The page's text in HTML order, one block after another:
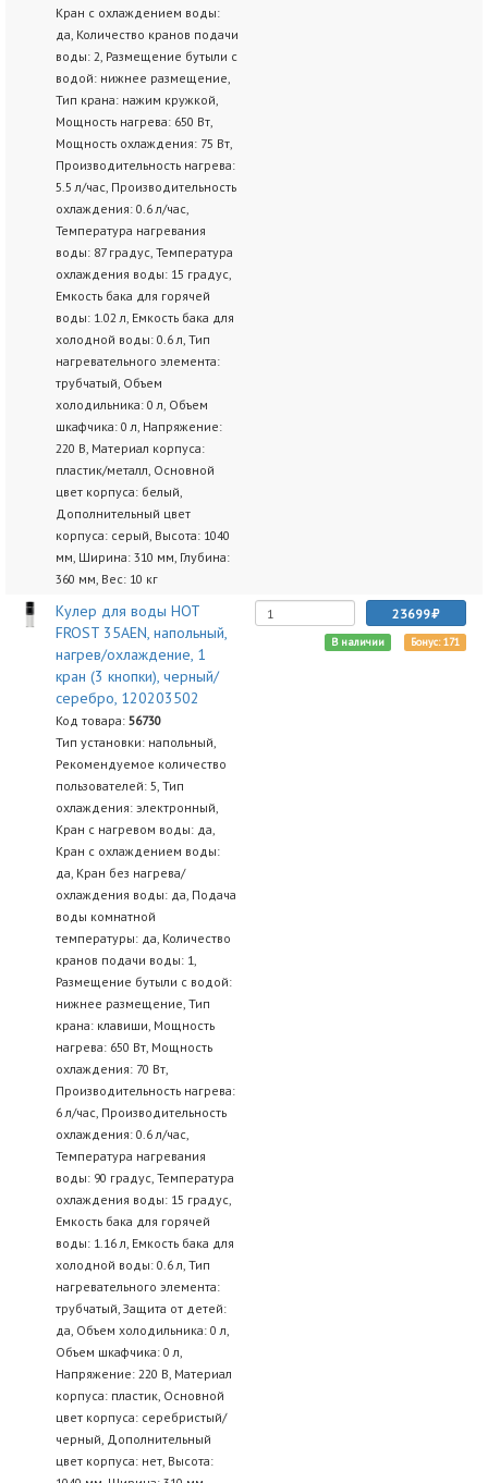
Кран с охлаждением воды:
да, Количество кранов подачи
воды: 2, Размещение бутыли с
водой: нижнее размещение,
Тип крана: нажим кружкой,
Мощность нагрева: 650 Вт,
Мощность охлаждения: 75 Вт,
Производительность нагрева:
5.5 л/час, Производительность
охлаждения: 0.6 л/час,
Температура нагревания
воды: 87 градус, Температура
охлаждения воды: 15 градус,
Емкость бака для горячей
воды: 1.02 л, Емкость бака для
холодной воды: 0.6 л, Тип
нагревательного элемента:
трубчатый, Объем
холодильника: 0 л, Объем
шкафчика: 0 л, Напряжение:
220 В, Материал корпуса:
пластик/металл, Основной
цвет корпуса: белый,
Дополнительный цвет
корпуса: серый, Высота: 1040
мм, Ширина: 310 мм, Глубина:
360 мм, Вес: 10 кг
Кулер для воды HOT
FROST 35AEN, напольный,
нагрев/охлаждение, 1
кран (3 кнопки), черный/
серебро, 120203502
Код товара: 56730
Тип установки: напольный,
Рекомендуемое количество
пользователей: 5, Тип
охлаждения: электронный,
Кран с нагревом воды: да,
Кран с охлаждением воды:
да, Кран без нагрева/
охлаждения воды: да, Подача
воды комнатной
температуры: да, Количество
кранов подачи воды: 1,
Размещение бутыли с водой:
нижнее размещение, Тип
крана: клавиши, Мощность
нагрева: 650 Вт, Мощность
охлаждения: 70 Вт,
Производительность нагрева:
6 л/час, Производительность
охлаждения: 0.6 л/час,
Температура нагревания
воды: 90 градус, Температура
охлаждения воды: 15 градус,
Емкость бака для горячей
воды: 1.16 л, Емкость бака для
холодной воды: 0.6 л, Тип
нагревательного элемента:
трубчатый, Защита от детей:
да, Объем холодильника: 0 л,
Объем шкафчика: 0 л,
Напряжение: 220 В, Материал
корпуса: пластик, Основной
цвет корпуса: серебристый/
черный, Дополнительный
цвет корпуса: нет, Высота:
23699
В наличии Бонус: 171